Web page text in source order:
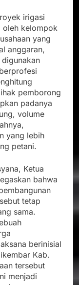
irigasi
oleh kelompok
yang
anggaran,
pemborong
padanya
volume
yang lebih
petani.
Ketua
bahwa
tetap
sama.
berinisial
Kab.
tersebut
menjadi